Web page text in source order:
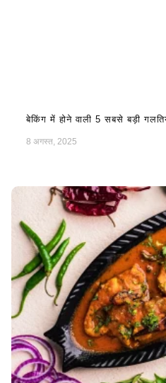
बेकिंग में होने वाली 5 सबसे बड़ी
8 अगस्त, 2025